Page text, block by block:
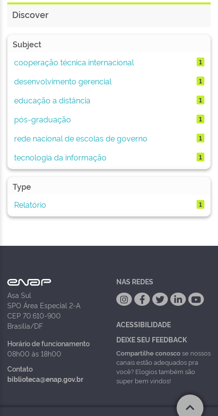
Discover
Subject
cooperação técnica internacional
1
desenvolvimento gerencial 1
educação a distância 1
pós-graduação 1
rede nacional de escolas de governo 1
tecnologia da informação 1
Type
Relatório
1
Asa Sul
SPO Área Especial 2-A
CEP 70.610-900
Brasília/DF
Horário de funcionamento
08h00 às 18h00
Contato
biblioteca@enap.gov.br
NAS REDES
ACESSIBILIDADE
DEIXE SEU FEEDBACK
Compartilhe conoscose nossos
canais estão adequados pra
você? Elogios também são
super bem vindos!